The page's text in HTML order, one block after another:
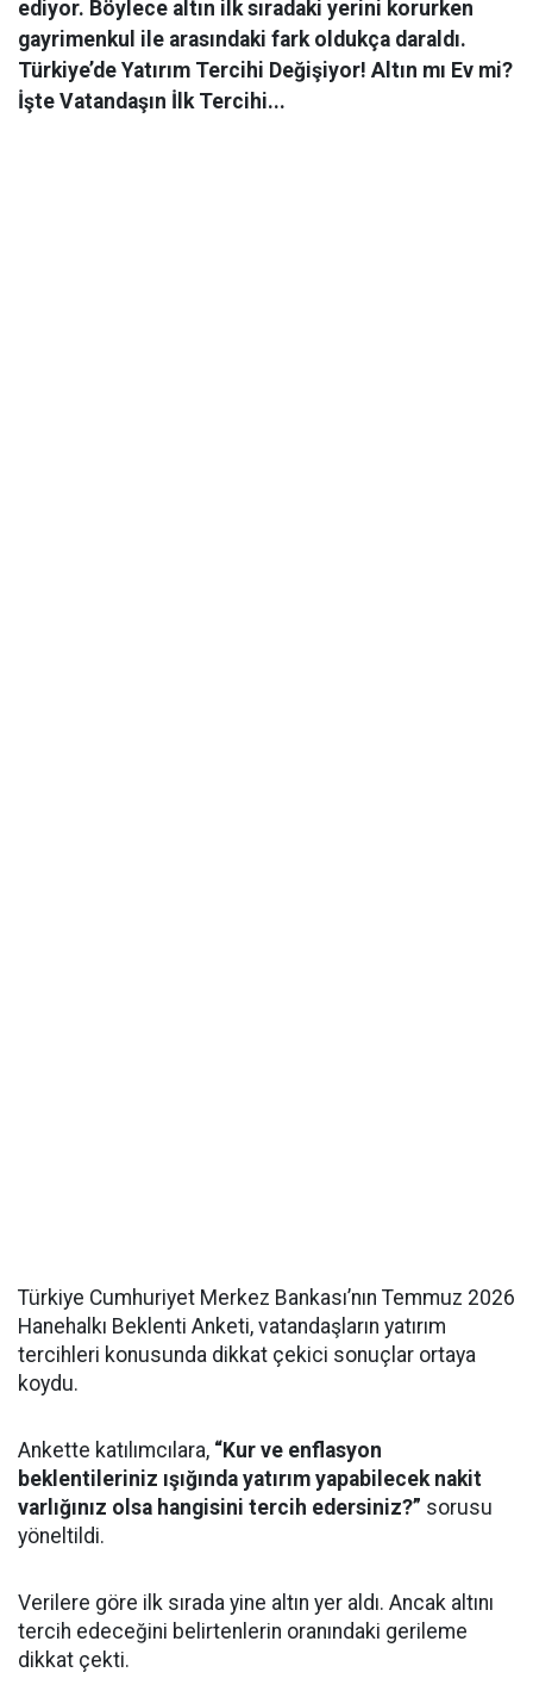
ediyor. Böylece altın ilk sıradaki yerini korurken
gayrimenkul ile arasındaki fark oldukça daraldı.
Türkiye’de Yatırım Tercihi Değişiyor! Altın mı Ev mi?
İşte Vatandaşın İlk Tercihi...
Türkiye Cumhuriyet Merkez Bankası’nın Temmuz 2026
Hanehalkı Beklenti Anketi, vatandaşların yatırım
tercihleri konusunda dikkat çekici sonuçlar ortaya
koydu.
Ankette katılımcılara, “Kur ve enflasyon
beklentileriniz ışığında yatırım yapabilecek nakit
varlığınız olsa hangisini tercih edersiniz?” sorusu
yöneltildi.
Verilere göre ilk sırada yine altın yer aldı. Ancak altını
tercih edeceğini belirtenlerin oranındaki gerileme
dikkat çekti.